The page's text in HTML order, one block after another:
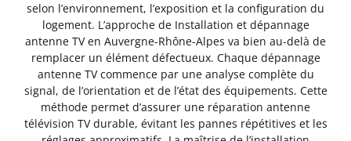
selon l’environnement, l’exposition et la configuration du
logement. L’approche de Installation et dépannage
antenne TV en Auvergne-Rhône-Alpes va bien au-delà de
remplacer un élément défectueux. Chaque dépannage
antenne TV commence par une analyse complète du
signal, de l’orientation et de l’état des équipements. Cette
méthode permet d’assurer une réparation antenne
télévision TV durable, évitant les pannes répétitives et les